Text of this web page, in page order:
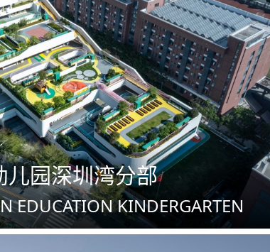
园深圳湾分部
EDUCATION KINDERGARTEN